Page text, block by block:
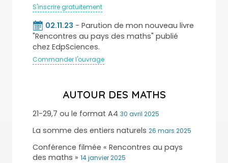
S'inscrire gratuitement
02.11.23 - Parution de mon nouveau livre
"Rencontres au pays des maths" publié
chez EdpSciences.
Commander l'ouvrage
AUTOUR DES MATHS
21-29,7 ou le format A4 30 avril 2025
La somme des entiers naturels 26 mars 2025
Conférence filmée « Rencontres au pays
des maths » 14 janvier 2025